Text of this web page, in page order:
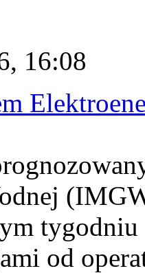
16:08
tygodniu
od